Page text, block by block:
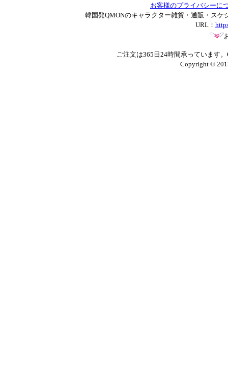
お客様のプライバシーに
韓国発QMONのキャラクター雑貨・通販・スケ
URL：
ご注文は365日24時間承っています
Copyright ©